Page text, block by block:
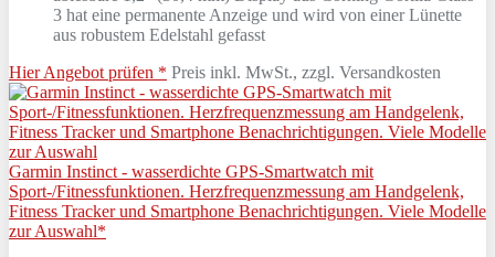
3 hat eine permanente Anzeige und wird von einer Lünette
aus robustem Edelstahl gefasst
Hier Angebot prüfen * Preis inkl. MwSt., zzgl. Versandkosten
Garmin Instinct - wasserdichte GPS-Smartwatch mit
Sport-/Fitnessfunktionen. Herzfrequenzmessung am Handgelenk,
Fitness Tracker und Smartphone Benachrichtigungen. Viele Modelle
zur Auswahl*